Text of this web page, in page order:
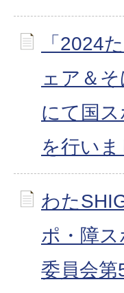
「2024
ェア＆そ
にて国
を行いま
わた
ポ・障
委員会第